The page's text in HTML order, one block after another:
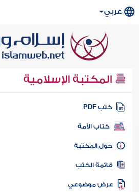
عربي
المكتبة الإسلامية
كتب PDF
كتاب الأمة
المكتبة
الكتب